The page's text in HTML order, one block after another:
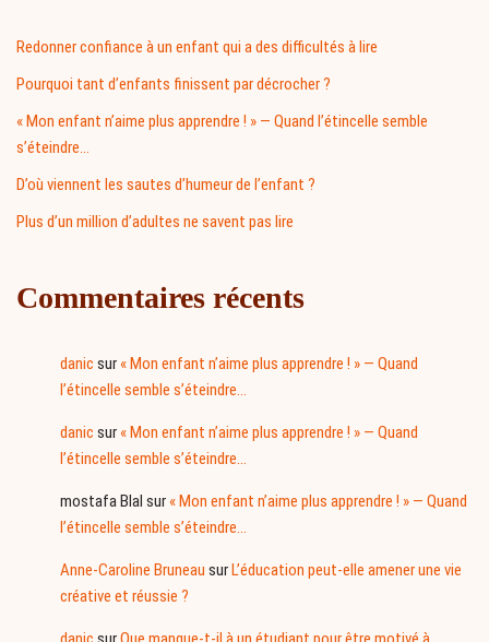
Redonner confiance à un enfant qui a des difficultés à lire
Pourquoi tant d’enfants finissent par décrocher ?
« Mon enfant n’aime plus apprendre ! » — Quand l’étincelle semble
s’éteindre…
D’où viennent les sautes d’humeur de l’enfant ?
Plus d’un million d’adultes ne savent pas lire
Commentaires récents
danic sur « Mon enfant n’aime plus apprendre ! » — Quand
l’étincelle semble s’éteindre…
danic sur « Mon enfant n’aime plus apprendre ! » — Quand
l’étincelle semble s’éteindre…
mostafa Blal sur « Mon enfant n’aime plus apprendre ! » — Quand
l’étincelle semble s’éteindre…
Anne-Caroline Bruneau sur L’éducation peut-elle amener une vie
créative et réussie ?